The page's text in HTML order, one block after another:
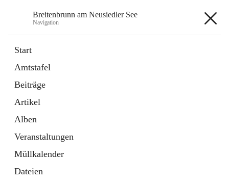
Breitenbrunn am Neusiedler See
Navigation
Start
Amtstafel
Beiträge
Artikel
Alben
Veranstaltungen
Müllkalender
Dateien
18 Schnellzugriffe
Gemeindeservice